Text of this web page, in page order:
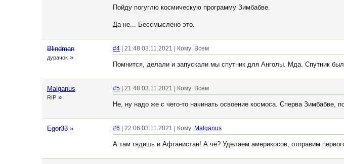
Пойду погуглю космическую программу Зимбабве.
Да не... Бессмыслено это.
Blindman
дурачок »
#4 | 21:48 03.11.2021 | Кому: Всем
Помнится, делали и запускали мы спутник для Анголы. Мда. Спутник
Malganus
RIP »
#5 | 21:48 03.11.2021 | Кому: Всем
Не, ну надо же с чего-то начинать освоение космоса. Сперва Зимбабве,
Egor33 » #6 | 22:06 03.11.2021 | Кому: Malganus
А там гядишь и Афганистан! А чё? Уделаем америкосов, отправим